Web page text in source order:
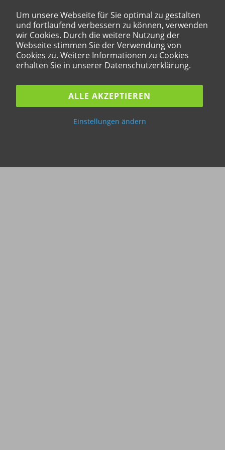
Um unsere Webseite für Sie optimal zu gestalten
und fortlaufend verbessern zu können, verwenden
wir Cookies. Durch die weitere Nutzung der
Webseite stimmen Sie der Verwendung von
Cookies zu. Weitere Informationen zu Cookies
erhalten Sie in unserer Datenschutzerklärung.
ALLE AKZEPTIEREN
Einstellungen ändern